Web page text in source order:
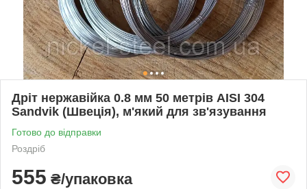
Дріт нержавійка 0.8 мм 50 метрів AISI 304
Sandvik (Швеція), м'який для зв'язування
Готово до відправки
Роздріб
555 ₴/упаковка